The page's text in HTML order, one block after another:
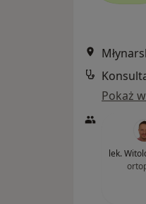
Pokaż
lek.